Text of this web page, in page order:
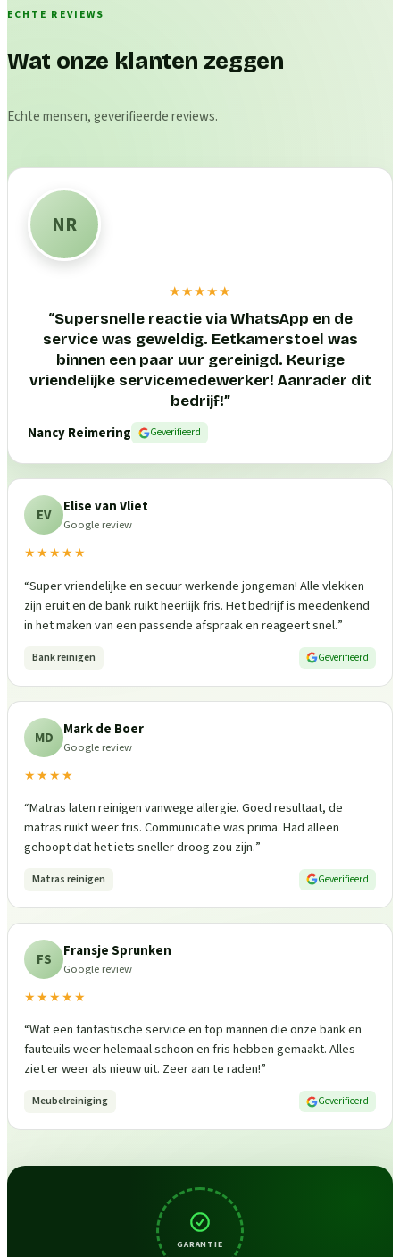
ECHTE REVIEWS
Wat onze klanten zeggen
Echte mensen, geverifieerde reviews.
NR
★★★★★
“Supersnelle reactie via WhatsApp en de
service was geweldig. Eetkamerstoel was
binnen een paar uur gereinigd. Keurige
vriendelijke servicemedewerker! Aanrader dit
bedrijf!”
Nancy Reimering
Geverifieerd
EV Elise van Vliet
Google review
★★★★★
“Super vriendelijke en secuur werkende jongeman! Alle vlekken
zijn eruit en de bank ruikt heerlijk fris. Het bedrijf is meedenkend
in het maken van een passende afspraak en reageert snel.”
Bank reinigen Geverifieerd
MD Mark de Boer
Google review
★★★★
“Matras laten reinigen vanwege allergie. Goed resultaat, de
matras ruikt weer fris. Communicatie was prima. Had alleen
gehoopt dat het iets sneller droog zou zijn.”
Matras reinigen Geverifieerd
FS Fransje Sprunken
Google review
★★★★★
“Wat een fantastische service en top mannen die onze bank en
fauteuils weer helemaal schoon en fris hebben gemaakt. Alles
ziet er weer als nieuw uit. Zeer aan te raden!”
Meubelreiniging Geverifieerd
GARANTIE